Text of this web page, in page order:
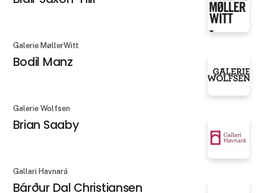
Galerie MøllerWitt
Bodil Manz
Galerie Wolfsen
Brian Saaby
Gallari Havnará
Bárður Dal Christiansen